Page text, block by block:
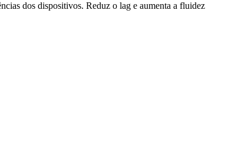
dos dispositivos. Reduz o lag e aumenta a fluidez